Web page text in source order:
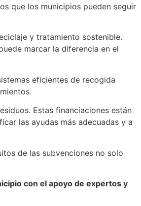
que los municipios pueden seguir
y tratamiento sostenible.
marcar la diferencia en el
eficientes de recogida
Estas financiaciones están
las ayudas más adecuadas y a
de las subvenciones no solo
con el apoyo de expertos y